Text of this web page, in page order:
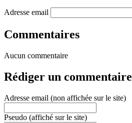
Adresse email
Commentaires
Aucun commentaire
Rédiger un commentaire
Adresse email (non affichée sur le site)
Pseudo (affiché sur le site)